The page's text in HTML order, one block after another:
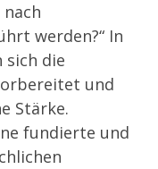
werden?“ In
sich die
und
Stärke.
fundierte und